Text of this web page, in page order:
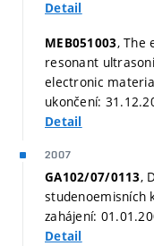
Detail
MEB051003, The
resonant
electronic
ukončení:
Detail
2007
GA102/07/0113,
studenoemisních
zahájení:
Detail